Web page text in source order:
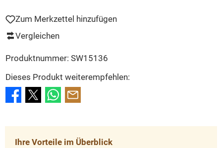
Zum Merkzettel hinzufügen
Vergleichen
Produktnummer: SW15136
Dieses Produkt weiterempfehlen:
Ihre Vorteile im Überblick